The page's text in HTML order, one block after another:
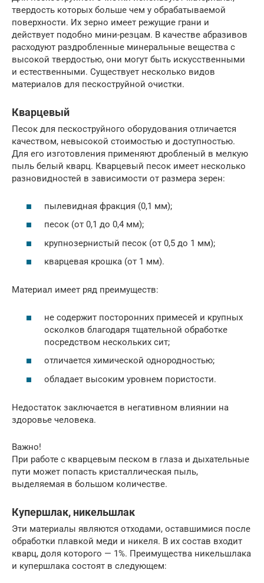
твердость которых больше чем у обрабатываемой
поверхности. Их зерно имеет режущие грани и
действует подобно мини-резцам. В качестве абразивов
расходуют раздробленные минеральные вещества с
высокой твердостью, они могут быть искусственными
и естественными. Существует несколько видов
материалов для пескоструйной очистки.
Кварцевый
Песок для пескоструйного оборудования отличается
качеством, невысокой стоимостью и доступностью.
Для его изготовления применяют дробленый в мелкую
пыль белый кварц. Кварцевый песок имеет несколько
разновидностей в зависимости от размера зерен:
пылевидная фракция (0,1 мм);
песок (от 0,1 до 0,4 мм);
крупнозернистый песок (от 0,5 до 1 мм);
кварцевая крошка (от 1 мм).
Материал имеет ряд преимуществ:
не содержит посторонних примесей и крупных
осколков благодаря тщательной обработке
посредством нескольких сит;
отличается химической однородностью;
обладает высоким уровнем пористости.
Недостаток заключается в негативном влиянии на
здоровье человека.
Важно!
При работе с кварцевым песком в глаза и дыхательные
пути может попасть кристаллическая пыль,
выделяемая в большом количестве.
Купершлак, никельшлак
Эти материалы являются отходами, оставшимися после
обработки плавкой меди и никеля. В их состав входит
кварц, доля которого — 1%. Преимущества никельшлака
и купершлака состоят в следующем: